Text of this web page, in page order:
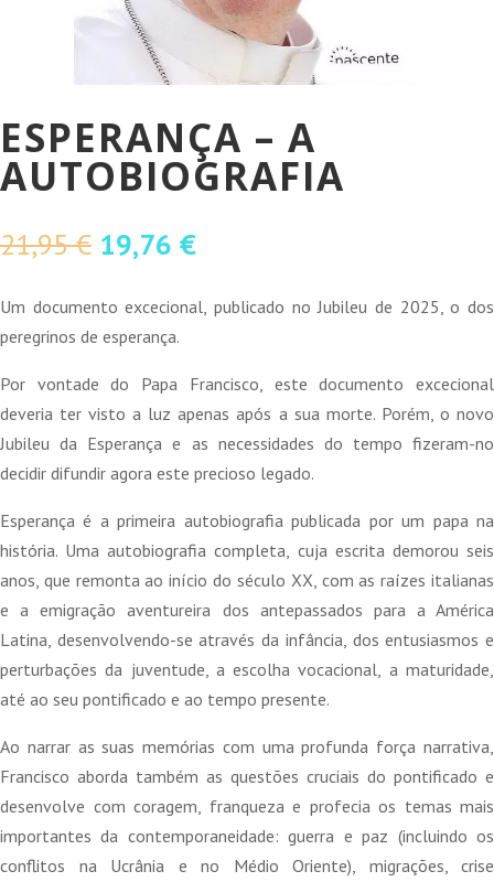
ESPERANÇA – A
AUTOBIOGRAFIA
21,95€ O
original
era:
19,76 €O
atual
Um documento excecional, publicado no Jubileu de 2025, o dos
peregrinos de esperança.
Por vontade do Papa Francisco, este documento excecional
deveria ter visto a luz apenas após a sua morte. Porém, o novo
Jubileu da Esperança e as necessidades do tempo fizeram-no
decidir difundir agora este precioso legado.
Esperança é a primeira autobiografia publicada por um papa na
história. Uma autobiografia completa, cuja escrita demorou seis
anos, que remonta ao início do século XX, com as raízes italianas
e a emigração aventureira dos antepassados para a América
Latina, desenvolvendo-se através da infância, dos entusiasmos e
perturbações da juventude, a escolha vocacional, a maturidade,
até ao seu pontificado e ao tempo presente.
Ao narrar as suas memórias com uma profunda força narrativa,
Francisco aborda também as questões cruciais do pontificado e
desenvolve com coragem, franqueza e profecia os temas mais
importantes da contemporaneidade: guerra e paz (incluindo os
conflitos na Ucrânia e no Médio Oriente), migrações, crise